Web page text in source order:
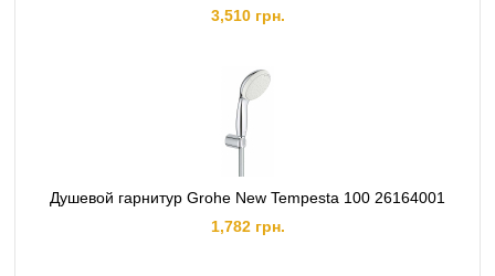
3,510 грн.
Душевой гарнитур Grohe New Tempesta 100 26164001
1,782 грн.